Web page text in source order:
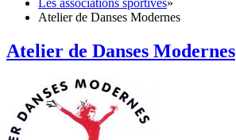
Les associations sportives»
Atelier de Danses Modernes
Atelier de Danses Modernes